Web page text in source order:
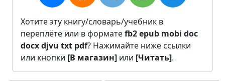
Хотите эту книгу/словарь/учебник в
переплёте или в форматеfb2epub mobi doc
docxdjvu txt pdf? Нажимайте ниже ссылки
или кнопки [В магазин] или [Читать].